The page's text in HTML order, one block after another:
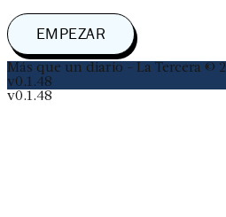
EMPEZAR
Más que un diario - La Tercera ©
v0.1.48
v0.1.48